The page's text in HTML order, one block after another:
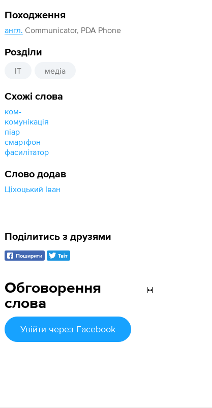
Походження
англ. Communicator, PDA Phone
Розділи
IT медіа
Схожі слова
ком-
комунікація
піар
смартфон
фасилітатор
Слово додав
Ціхоцький Іван
Обговорення
слова
Увійти через Facebook
Поділитись з друзями
Поширити Твіт